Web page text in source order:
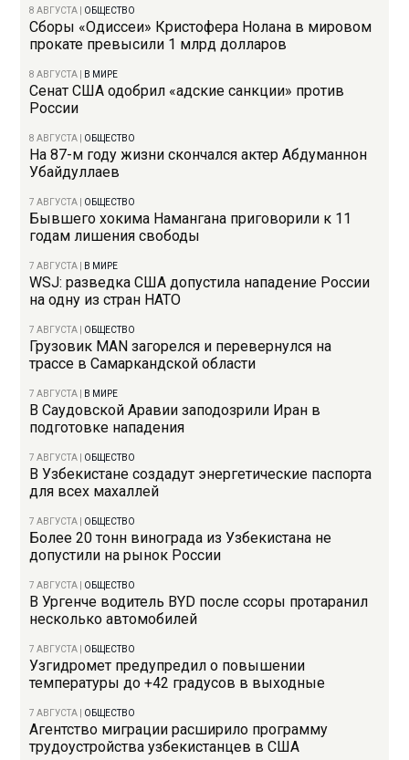
8 АВГУСТА ОБЩЕСТВО
Сборы «Одиссеи» Кристофера Нолана в мировом
прокате превысили 1 млрд долларов
8 АВГУСТА В МИРЕ
Сенат США одобрил «адские санкции» против
России
8 АВГУСТА ОБЩЕСТВО
На 87-м году жизни скончался актер Абдуманнон
Убайдуллаев
7 АВГУСТА ОБЩЕСТВО
Бывшего хокима Намангана приговорили к 11
годам лишения свободы
7 АВГУСТА В МИРЕ
WSJ: разведка США допустила нападение России
на одну из стран НАТО
7 АВГУСТА ОБЩЕСТВО
Грузовик MAN загорелся и перевернулся на
трассе в Самаркандской области
7 АВГУСТА В МИРЕ
В Саудовской Аравии заподозрили Иран в
подготовке нападения
7 АВГУСТА ОБЩЕСТВО
В Узбекистане создадут энергетические паспорта
для всех махаллей
7 АВГУСТА ОБЩЕСТВО
Более 20 тонн винограда из Узбекистана не
допустили на рынок России
7 АВГУСТА ОБЩЕСТВО
В Ургенче водитель BYD после ссоры протаранил
несколько автомобилей
7 АВГУСТА ОБЩЕСТВО
Узгидромет предупредил о повышении
температуры до +42 градусов в выходные
7 АВГУСТА ОБЩЕСТВО
Агентство миграции расширило программу
трудоустройства узбекистанцев в США